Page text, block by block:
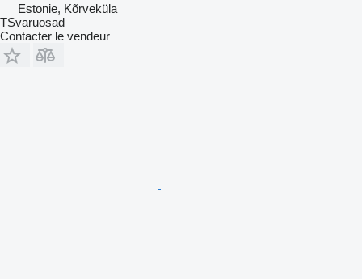
Estonie, Kõrveküla
TSvaruosad
Contacter le vendeur